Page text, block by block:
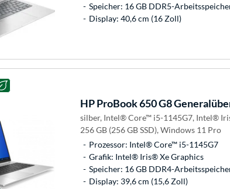
Speicher: 16 GB DDR5-
Display: 40,6 cm (16 Zoll)
HPProBook 650 G8
silber, Intel® Core™ i5-1145G7, Intel®
256 GB (256 GB SSD), Windows 11 Pro
Prozessor: Intel® Core™ i5-1145G7
Grafik: Intel® Iris® Xe Graphics
Speicher: 16 GB DDR4-
Display: 39,6 cm (15,6 Zoll)